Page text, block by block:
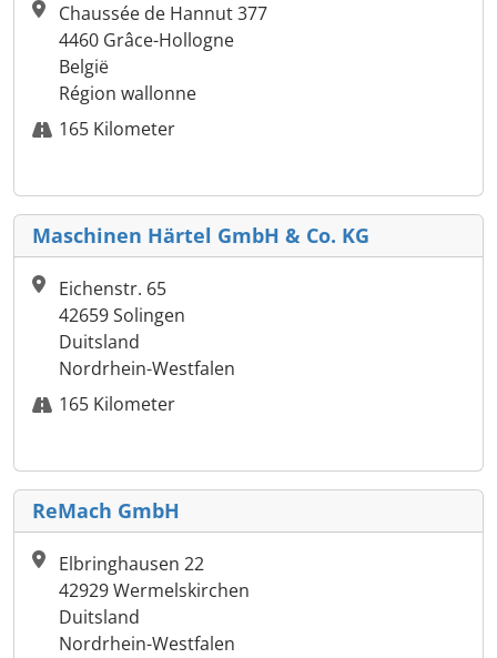
Chaussée de Hannut 377
4460 Grâce-Hollogne
België
Région wallonne
165 Kilometer
Maschinen Härtel GmbH & Co. KG
Eichenstr. 65
42659 Solingen
Duitsland
Nordrhein-Westfalen
165 Kilometer
ReMach GmbH
Elbringhausen 22
42929 Wermelskirchen
Duitsland
Nordrhein-Westfalen